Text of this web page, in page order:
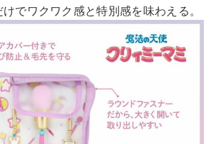
でワクワク感と特別感を味わえる。